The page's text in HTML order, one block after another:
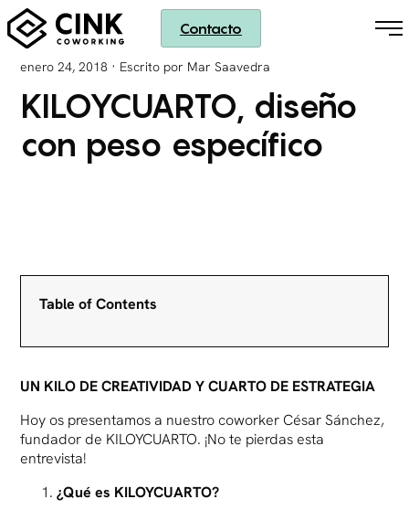
Contacto
enero 24, 2018 · Escrito por Mar Saavedra
KILOYCUARTO, diseño
con peso específico
Table of Contents
UN KILO DE CREATIVIDAD Y CUARTO DE ESTRATEGIA
Hoy os presentamos a nuestro coworker César Sánchez,
fundador de KILOYCUARTO. ¡No te pierdas esta
entrevista!
¿Qué es KILOYCUARTO?